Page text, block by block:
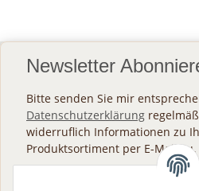
Newsletter
Bitte senden Sie mir
Datenschutzerklärung
widerruflich Informationen zu
Produktsortiment per E-Mail zu.